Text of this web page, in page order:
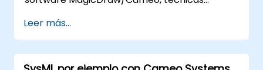
Sistemas Basada en Modelos (MBSE) y las
mejores prácticas en MBSE.
Leer más...